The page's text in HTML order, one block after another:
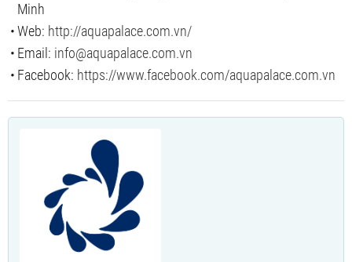
Minh
Web: http://aquapalace.com.vn/
Email: info@aquapalace.com.vn
Facebook: https://www.facebook.com/aquapalace.com.vn